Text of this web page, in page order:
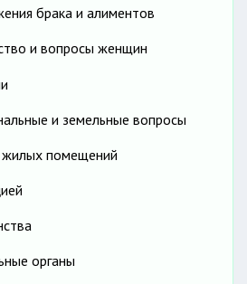
брака и алиментов
и вопросы женщин
и земельные вопросы
помещений
органы